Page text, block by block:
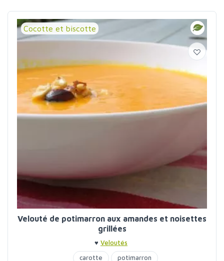
Cocotte et biscotte
Velouté de potimarron aux amandes et noisettes
grillées
♥ Veloutés
carotte
potimarron